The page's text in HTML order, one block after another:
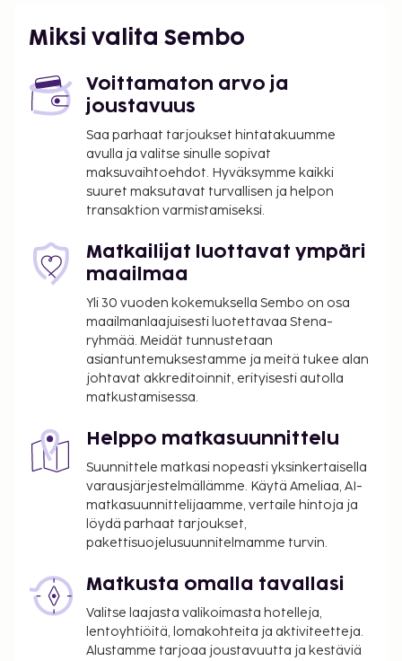
Miksi valita Sembo
Voittamaton arvo ja
joustavuus
Saa parhaat tarjoukset hintatakuumme
avulla ja valitse sinulle sopivat
maksuvaihtoehdot. Hyväksymme kaikki
suuret maksutavat turvallisen ja helpon
transaktion varmistamiseksi.
Matkailijat luottavat ympäri
maailmaa
Yli 30 vuoden kokemuksella Sembo on osa
maailmanlaajuisesti luotettavaa Stena-
ryhmää. Meidät tunnustetaan
asiantuntemuksestamme ja meitä tukee alan
johtavat akkreditoinnit, erityisesti autolla
matkustamisessa.
Helppo matkasuunnittelu
Suunnittele matkasi nopeasti yksinkertaisella
varausjärjestelmällämme. Käytä Ameliaa, AI-
matkasuunnittelijaamme, vertaile hintoja ja
löydä parhaat tarjoukset,
pakettisuojelusuunnitelmamme turvin.
Matkusta omalla tavallasi
Valitse laajasta valikoimasta hotelleja,
lentoyhtiöitä, lomakohteita ja aktiviteetteja.
Alustamme tarjoaa joustavuutta ja kestäviä